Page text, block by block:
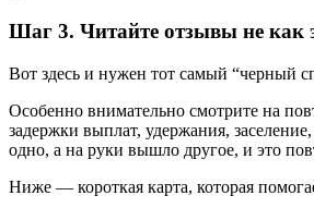
Шаг 3. Читайте отзывы не
Вот здесь и нужен тот самый “черный
Особенно внимательно смотрите на
задержки выплат, удержания,
одно, а на руки вышло другое, и это
Ниже — короткая карта, которая